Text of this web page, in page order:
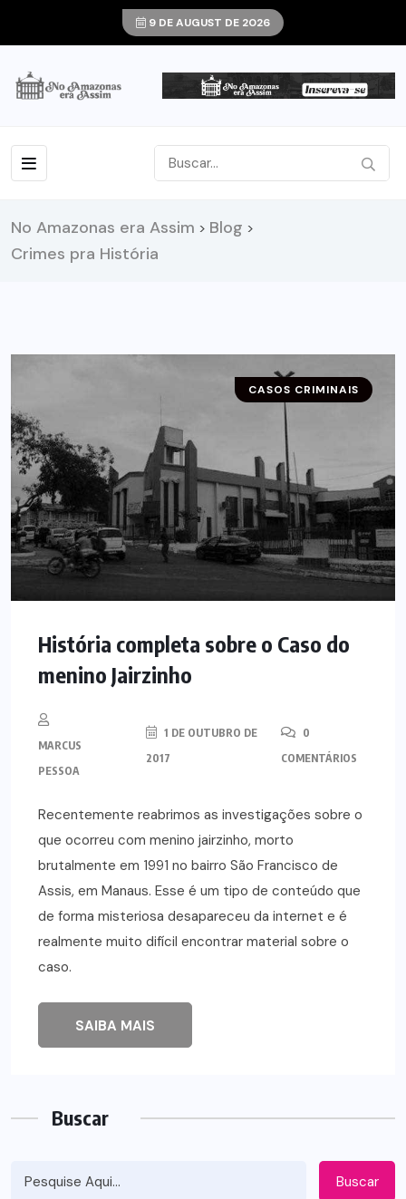
9 DE AUGUST DE 2026
No Amazonas era Assim > Blog >
Crimes pra História
CASOS CRIMINAIS
História completa sobre o Caso do
menino Jairzinho
MARCUS
PESSOA
1 DE OUTUBRO DE
2017
0
COMENTÁRIOS
Recentemente reabrimos as investigações sobre o
que ocorreu com menino jairzinho, morto
brutalmente em 1991 no bairro São Francisco de
Assis, em Manaus. Esse é um tipo de conteúdo que
de forma misteriosa desapareceu da internet e é
realmente muito difícil encontrar material sobre o
caso.
SAIBA MAIS
Buscar
Buscar